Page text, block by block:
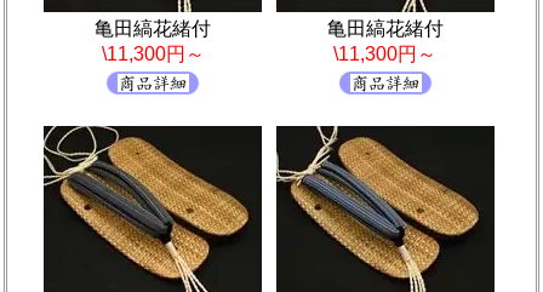
亀田縞花緒付
\11,300円～
亀田縞花緒付
\11,300円～